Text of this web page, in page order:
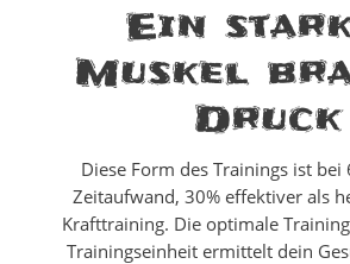
Ein
Muskel
Druck
Diese Form des Trainings ist bei
Zeitaufwand, 30% effektiver als
Krafttraining. Die optimale
Trainingseinheit ermittelt dein